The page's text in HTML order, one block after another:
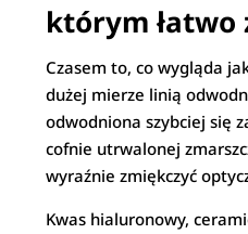
którym łatwo
Czasem to, co wygląda
dużej mierze linią
odwodniona szybciej się
cofnie utrwalonej
wyraźnie zmiękczyć
Kwas hialuronowy,